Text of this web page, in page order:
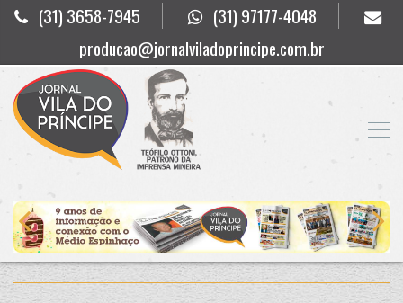
(31) 3658-7945
(31) 97177-4048
producao@jornalviladoprincipe.com.br